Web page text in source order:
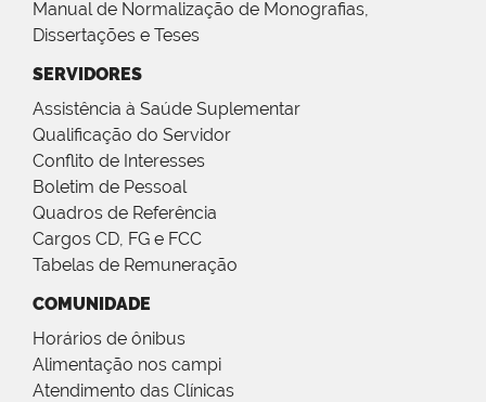
Manual de Normalização de Monografias,
Dissertações e Teses
SERVIDORES
Assistência à Saúde Suplementar
Qualificação do Servidor
Conflito de Interesses
Boletim de Pessoal
Quadros de Referência
Cargos CD, FG e FCC
Tabelas de Remuneração
COMUNIDADE
Horários de ônibus
Alimentação nos campi
Atendimento das Clínicas